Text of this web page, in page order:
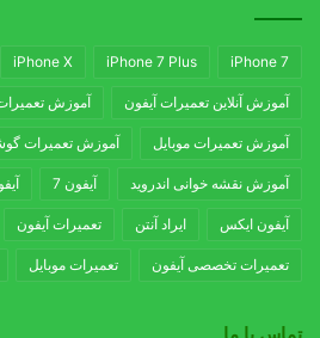
iPhone 7
iPhone 7 Plus
iPhone X
آموزش آنلاین تعمیرات آیفون آموزش
آموزش تعمیرات موبایل آموزش تعمیرات
آموزش نقشه خوانی اندروید آیفون 7 آیفون
آیفون ایکس ایراد آنتن تعمیرات آیفون
تعمیرات تخصصی آیفون تعمیرات موبایل
تماس با ما